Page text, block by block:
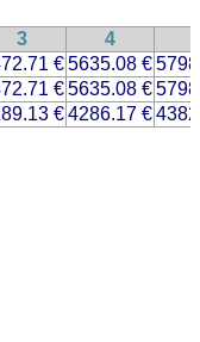
3 4
€5635.08 €
€5635.08 €
€4286.17 €